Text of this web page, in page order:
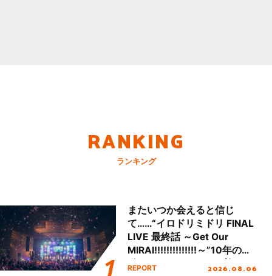
RANKING
ランキング
またいつか会えると信じ
て……“イロドリミドリ FINAL
LIVE 最終話 ～Get Our
MIRAI!!!!!!!!!!!!!!～”10年の活
動を経てファイナルを迎える
REPORT 2026.08.06